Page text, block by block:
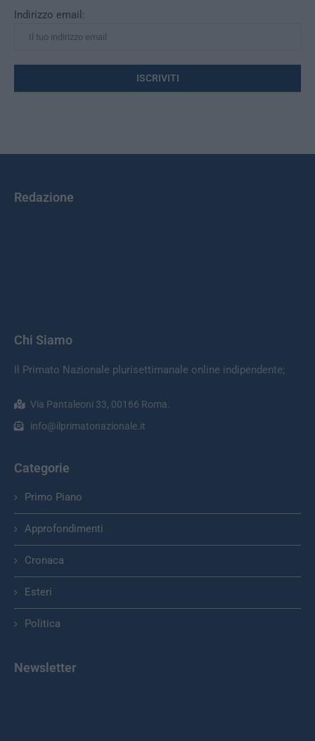
Indirizzo email:
Redazione
Chi Siamo
Il Primato Nazionale plurisettimanale online indipendente;
Via Pantaleoni 33, 00166 Roma.
info@ilprimatonazionale.it
Categorie
Primo Piano
Approfondimenti
Cronaca
Esteri
Politica
Newsletter